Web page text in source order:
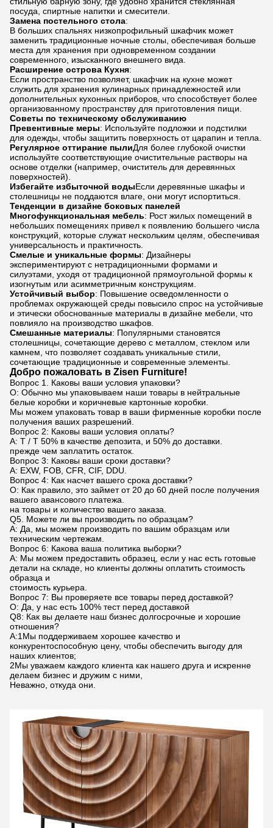
посуда, спиртные напитки и смесители.
Замена постельного стола:
В больших спальнях низкопрофильный шкафчик может
заменить традиционные ночные столы, обеспечивая больше
места для хранения при одновременном создании
современного, изысканного внешнего вида.
Расширение острова Кухня:
Если пространство позволяет, шкафчик на кухне может
служить для хранения кулинарных принадлежностей или
дополнительных кухонных приборов, что способствует более
организованному пространству для приготовления пищи.
Советы по техническому обслуживанию
Превентивные меры: Используйте подложки и подстилки
для одежды, чтобы защитить поверхность от царапин и тепла.
Регулярное оттирание пылиДля более глубокой очистки
используйте соответствующие очистительные растворы на
основе отделки (например, очиститель для деревянных
поверхностей).
Избегайте избыточной водыЕсли деревянные шкафы и
столешницы не поддаются влаге, они могут испортиться.
Тенденции в дизайне боковых панелей
Многофункциональная мебель: Рост жилых помещений в
небольших помещениях привел к появлению большего числа
конструкций, которые служат нескольким целям, обеспечивая
универсальность и практичность.
Смелые и уникальные формы: Дизайнеры
экспериментируют с нетрадиционными формами и
силуэтами, уходя от традиционной прямоугольной формы к
изогнутым или асимметричным конструкциям.
Устойчивый выбор: Повышение осведомленности о
проблемах окружающей среды повысило спрос на устойчивые
и этически обоснованные материалы в дизайне мебели, что
повлияло на производство шкафов.
Смешанные материалы: Популярными становятся
столешницы, сочетающие дерево с металлом, стеклом или
камнем, что позволяет создавать уникальные стили,
сочетающие традиционные и современные элементы.
Добро пожаловать в Zisen Furniture!
Вопрос 1. Каковы ваши условия упаковки?
О: Обычно мы упаковываем наши товары в нейтральные
белые коробки и коричневые картонные коробки.
Мы можем упаковать товар в ваши фирменные коробки после
получения ваших разрешений.
Вопрос 2: Каковы ваши условия оплаты?
A: T / T 50% в качестве депозита, и 50% до доставки.
прежде чем заплатить остаток.
Вопрос 3: Каковы ваши сроки доставки?
A: EXW, FOB, CFR, CIF, DDU.
Вопрос 4: Как насчет вашего срока доставки?
О: Как правило, это займет от 20 до 60 дней после получения
вашего авансового платежа.
на товары и количество вашего заказа.
Q5. Можете ли вы производить по образцам?
A: Да, мы можем производить по вашим образцам или
техническим чертежам.
Вопрос 6: Какова ваша политика выборки?
A: Мы можем предоставить образец, если у нас есть готовые
детали на складе, но клиенты должны оплатить стоимость
образца и
стоимость курьера.
Вопрос 7: Вы проверяете все товары перед доставкой?
О: Да, у нас есть 100% тест перед доставкой
Q8: Как вы делаете наш бизнес долгосрочные и хорошие
отношения?
А:1Мы поддерживаем хорошее качество и
конкурентоспособную цену, чтобы обеспечить выгоду для
наших клиентов;
2Мы уважаем каждого клиента как нашего друга и искренне
делаем бизнес и дружим с ними,
Неважно, откуда они.